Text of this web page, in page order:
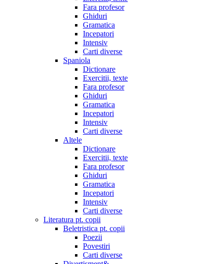
Fara profesor
Ghiduri
Gramatica
Incepatori
Intensiv
Carti diverse
Spaniola
Dictionare
Exercitii, texte
Fara profesor
Ghiduri
Gramatica
Incepatori
Intensiv
Carti diverse
Altele
Dictionare
Exercitii, texte
Fara profesor
Ghiduri
Gramatica
Incepatori
Intensiv
Carti diverse
Literatura pt. copii
Beletristica pt. copii
Poezii
Povestiri
Carti diverse